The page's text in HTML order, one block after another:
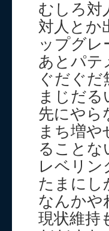
むしろ対
対人とか
ップグレ
あとパテ
ぐだぐ
まじだる
先にやら
まち増
ることな
レベリン
たまにし
なんかや
現状維持